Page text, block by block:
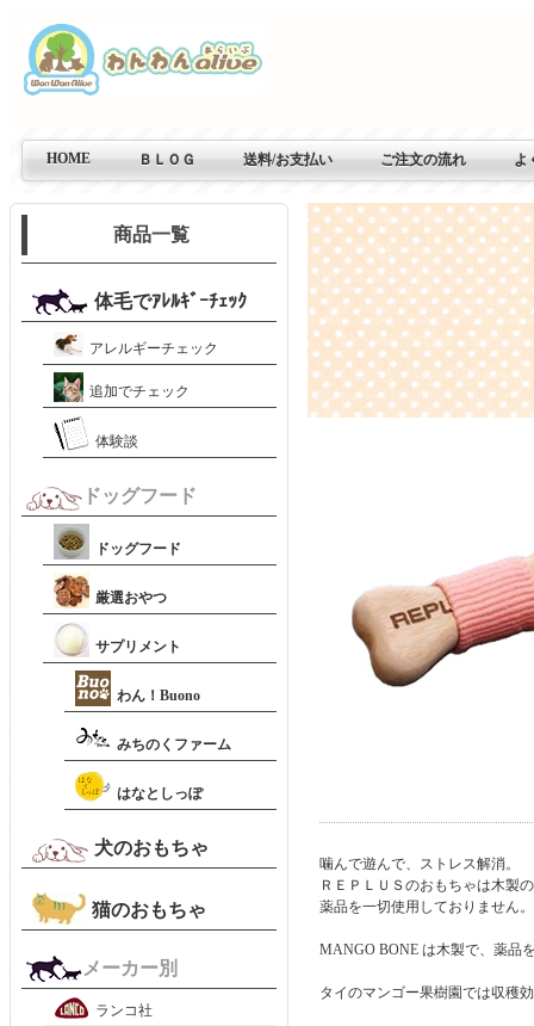
HOME ＢＬＯＧ 送料/お支払い ご注文の流れ よ
噛んで遊んで、ストレス解消。
ＲＥＰＬＵＳのおもちゃは木製
薬品を一切使用しておりません。
MANGO BONE は木製で、薬品
タイのマンゴー果樹園では収穫
商品一覧
体毛でｱﾚﾙｷﾞｰﾁｪｯｸ
アレルギーチェック
追加でチェック
体験談
ドッグフード
ドッグフード
厳選おやつ
サプリメント
わん！Buono
みちのくファーム
はなとしっぽ
犬のおもちゃ
猫のおもちゃ
メーカー別
ランコ社